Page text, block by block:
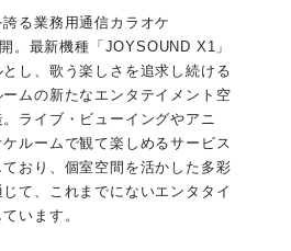
る業務用通信カラオケ
。最新機種「JOYSOUND X1」
し、歌う楽しさを追求し続ける
ムの新たなエンタテイメント空
ライブ・ビューイングやアニ
ルームで観て楽しめるサービス
ており、個室空間を活かした多彩
て、これまでにないエンタタイ
います。